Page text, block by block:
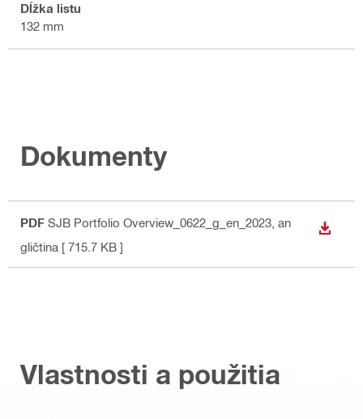
Dĺžka listu
132 mm
Dokumenty
PDF SJB Portfolio Overview_0622_g_en_2023 , an
gličtina [ 715.7 KB ]
Vlastnosti a použitia